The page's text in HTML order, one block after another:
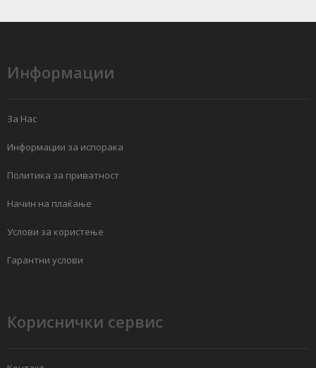
Информации
За Нас
Информации за испорака
Политика за приватност
Начин на плаќање
Услови за користење
Гарантни услови
Кориснички сервис